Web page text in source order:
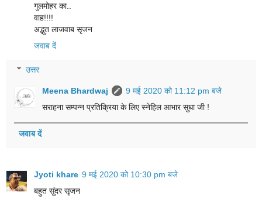
गुलमोहर का..
वाह!!!!
अद्भुत लाजवाब सृजन
जवाब दें
उत्तर
Meena Bhardwaj
9 मई 2020 को 11:12 pm बजे
सराहना सम्पन्न प्रतिक्रिया के लिए स्नेहिल आभार सुधा जी !
जवाब दें
Jyoti khare 9 मई 2020 को 10:30 pm बजे
बहुत सुंदर सृजन